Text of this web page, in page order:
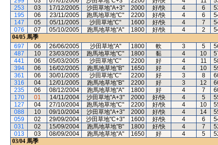
253
03 17/12/2005 沙田草地"A+3" 2000 好/快 4 6
195
06 23/11/2005 跑馬地草地"C" 2200 好/快 4 6
147
05 05/11/2005 沙田草地"C" 1600 好/快 4 7
076
07 05/10/2005 跑馬地草地"A" 1800 好/快 4 2
04/05 馬季
697
06 26/06/2005 沙田草地"A" 1800 軟 3 5
487
10 23/03/2005 跑馬地草地"C" 1800 黏 4 10
441
06 05/03/2005 沙田草地"C" 2200 好 4 11
394
06 16/02/2005 跑馬地草地"B" 1650 好 4 10
361
06 30/01/2005 沙田草地"C" 2200 好 3 8
316
04 12/01/2005 跑馬地草地"B" 2200 好 3 12
235
06 08/12/2004 跑馬地草地"A" 1800 好 4 7
170
01 14/11/2004 沙田草地"A+3" 2000 好/快 4 5
127
04 27/10/2004 跑馬地草地"C" 2200 好/快 4 10
088
10 09/10/2004 沙田草地"A+3" 2000 好/快 4 14
059
02 29/09/2004 沙田草地"C+3" 1600 好/快 4 6
031
02 15/09/2004 跑馬地草地"B" 1800 好/快 4 7
013
03 08/09/2004 跑馬地草地"A" 1650 好 4 5
03/04 馬季